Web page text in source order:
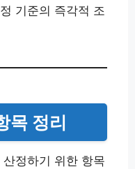
기준의 즉각적 조
목 정리
정하기 위한 항목